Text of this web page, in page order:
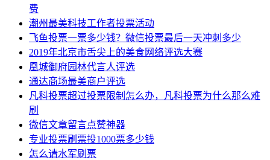
费
潮州最美科技工作者投票活动
飞鱼投票一票多少钱？微信投票最后一天冲刺多少
2019年北京市舌尖上的美食网络评选大赛
凰城御府园林代言人评选
通达商场最美商户评选
凡科投票超过投票限制怎么办，凡科投票为什么那么难
刷
微信文章留言点赞神器
专业投票刷票投1000票多少钱
怎么请水军刷票